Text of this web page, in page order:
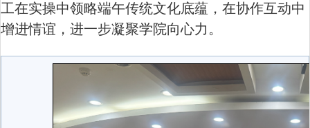
工在实操中领略端午传统文化底蕴，在协作互动中
增进情谊，进一步凝聚学院向心力。